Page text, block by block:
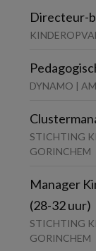
Directeur-
DYNAMO |
STICHTING
GORINCHEM
Manager
(28-32 uur)
STICHTING
GORINCHEM